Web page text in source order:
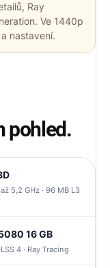
Ray
Ve 1440p
nastavení.
pohled.
5,2 GHz · 96 MB L3
16 GB
4 · Ray Tracing